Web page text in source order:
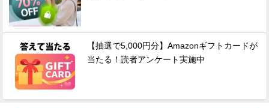
製造業のIT導入・活用を支援
モノづくり技術者専門サイト
エレクトロニクス専門サイト
電子設計の基本と応用
【抽選で5,000円分】Amazonギフトカードが
当たる！読者アンケート実施中